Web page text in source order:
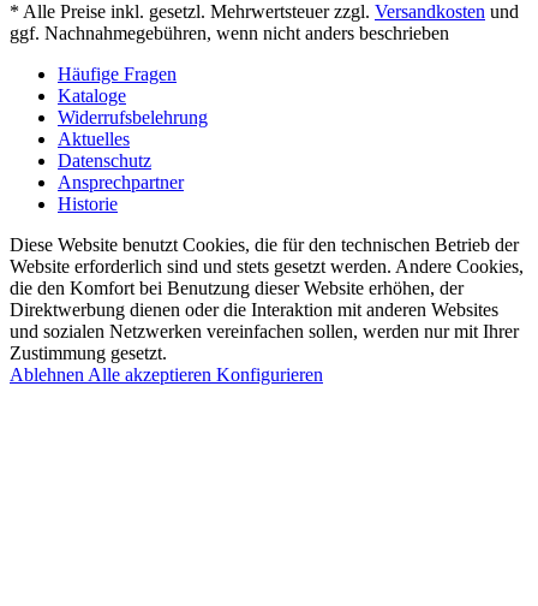
* Alle Preise inkl. gesetzl. Mehrwertsteuer zzgl. Versandkosten und
ggf. Nachnahmegebühren, wenn nicht anders beschrieben
Häufige Fragen
Kataloge
Widerrufsbelehrung
Aktuelles
Datenschutz
Ansprechpartner
Historie
Diese Website benutzt Cookies, die für den technischen Betrieb der
Website erforderlich sind und stets gesetzt werden. Andere Cookies,
die den Komfort bei Benutzung dieser Website erhöhen, der
Direktwerbung dienen oder die Interaktion mit anderen Websites
und sozialen Netzwerken vereinfachen sollen, werden nur mit Ihrer
Zustimmung gesetzt.
AblehnenAlle akzeptieren Konfigurieren